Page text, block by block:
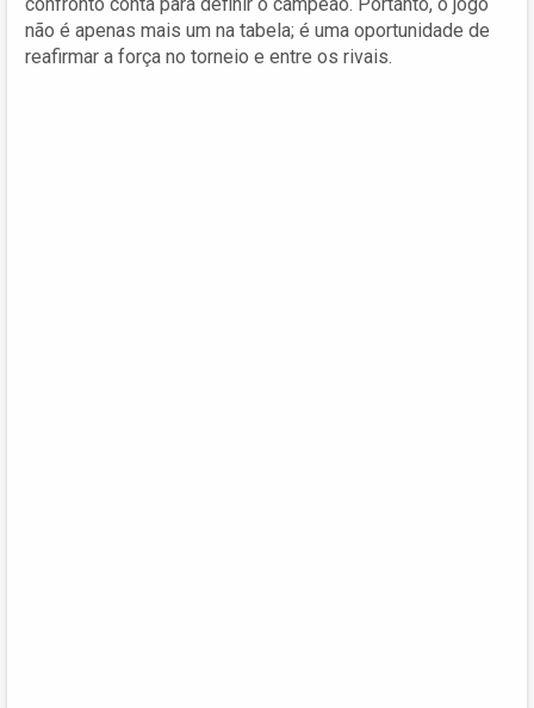
confronto conta para definir o campeão. Portanto, o jogo
não é apenas mais um na tabela; é uma oportunidade de
reafirmar a força no torneio e entre os rivais.